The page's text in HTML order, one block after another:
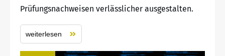
Prüfungsnachweisen verlässlicher ausgestalten.
weiterlesen